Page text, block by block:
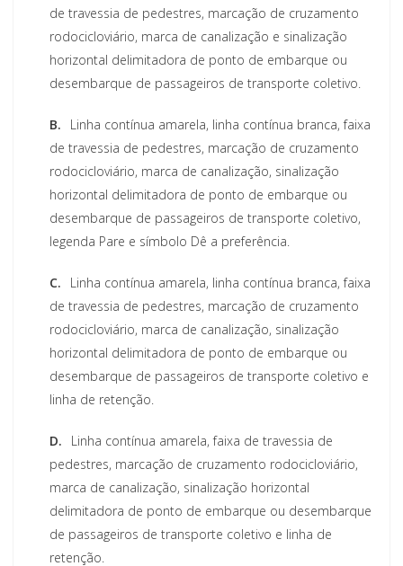
de travessia de pedestres, marcação de cruzamento
rodocicloviário, marca de canalização e sinalização
horizontal delimitadora de ponto de embarque ou
desembarque de passageiros de transporte coletivo.
B.
Linha contínua amarela, linha contínua branca, faixa
de travessia de pedestres, marcação de cruzamento
rodocicloviário, marca de canalização, sinalização
horizontal delimitadora de ponto de embarque ou
desembarque de passageiros de transporte coletivo,
legenda Pare e símbolo Dê a preferência.
C.
Linha contínua amarela, linha contínua branca, faixa
de travessia de pedestres, marcação de cruzamento
rodocicloviário, marca de canalização, sinalização
horizontal delimitadora de ponto de embarque ou
desembarque de passageiros de transporte coletivo e
linha de retenção.
D.
Linha contínua amarela, faixa de travessia de
pedestres, marcação de cruzamento rodocicloviário,
marca de canalização, sinalização horizontal
delimitadora de ponto de embarque ou desembarque
de passageiros de transporte coletivo e linha de
retenção.